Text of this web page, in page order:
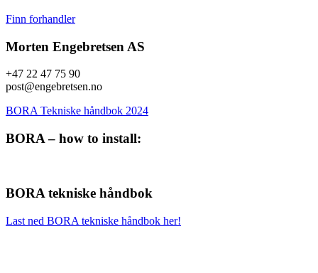
Finn forhandler
Morten Engebretsen AS
+47 22 47 75 90
post@engebretsen.no
BORA Tekniske håndbok 2024
BORA – how to install:
BORA tekniske håndbok
Last ned BORA tekniske håndbok her!